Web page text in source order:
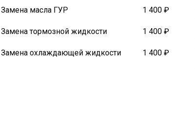
Замена масла ГУР 1 400 ₽
Замена тормозной жидкости 1 400 ₽
Замена охлаждающей жидкости 1 400 ₽